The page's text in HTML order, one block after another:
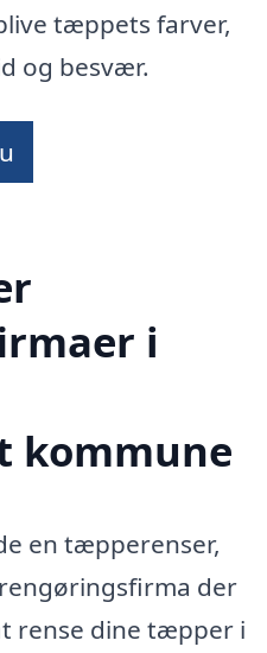
tæppets farver,
og besvær.
i
kommune
en tæpperenser,
der
rense dine tæpper i